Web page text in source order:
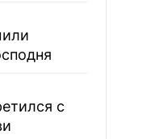
с